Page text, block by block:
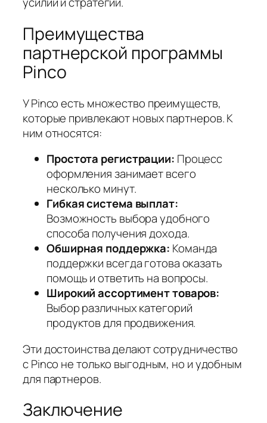
Преимущества
партнерской программы
Pinco
У Pinco есть множество преимуществ,
которые привлекают новых партнеров. К
ним относятся:
Простота регистрации: Процесс
оформления занимает всего
несколько минут.
Гибкая система выплат:
Возможность выбора удобного
способа получения дохода.
Обширная поддержка: Команда
поддержки всегда готова оказать
помощь и ответить на вопросы.
Широкий ассортимент товаров:
Выбор различных категорий
продуктов для продвижения.
Эти достоинства делают сотрудничество
с Pinco не только выгодным, но и удобным
для партнеров.
Заключение